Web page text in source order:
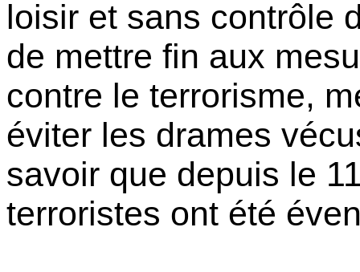
loisir et sans contrôle
de mettre fin aux
contre le terrorisme,
éviter les drames
savoir que depuis le
terroristes ont été